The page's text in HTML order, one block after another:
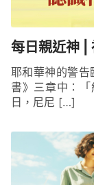
每日親近神 |
耶和華神的警
書》三章中：
日，尼尼 […]